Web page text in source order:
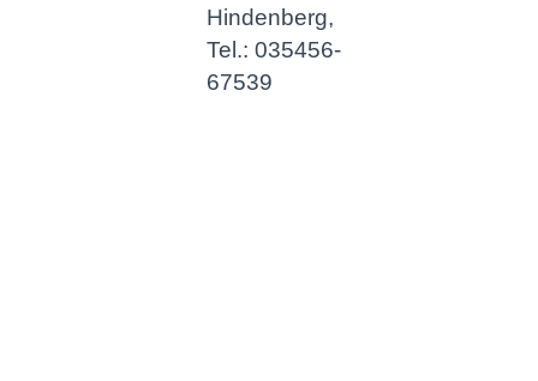
Hindenberg,
Tel.: 035456-
67539